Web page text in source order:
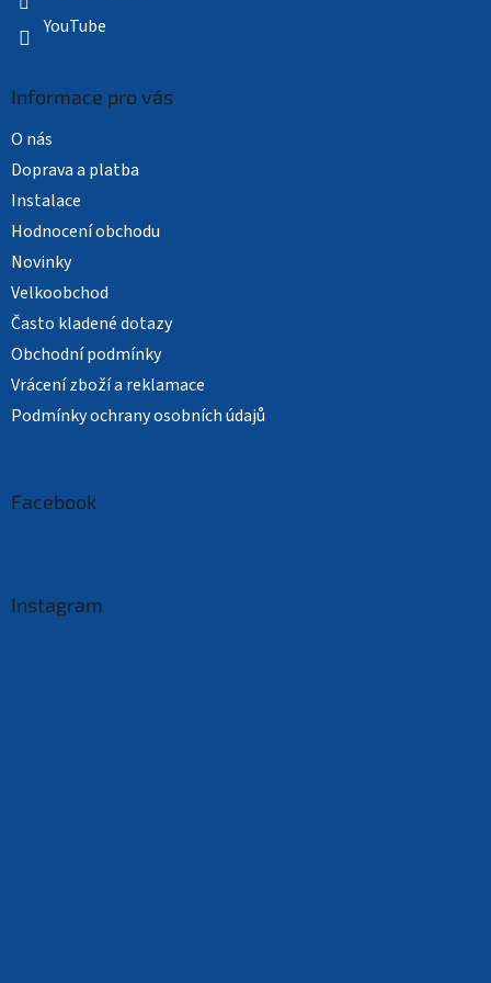
YouTube
Informace pro vás
O nás
Doprava a platba
Instalace
Hodnocení obchodu
Novinky
Velkoobchod
Často kladené dotazy
Obchodní podmínky
Vrácení zboží a reklamace
Podmínky ochrany osobních údajů
Facebook
Instagram